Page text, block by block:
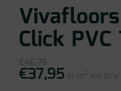
Click
Oorspronkelijke
prijs
was:
€37,95Huidige
prijs